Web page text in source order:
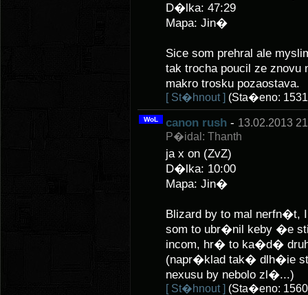
D�lka: 47:29
Mapa: Jin�
Sice som prehral ale
tak trocha poucil ze znovu
makro trosku pozaostava.
[ St�hnout ] (Sta�eno:
WoL canon rush - 13.02.2013
P�idal: Thanth
ja x on (ZvZ)
D�lka: 10:00
Mapa: Jin�
Blizard by to mal nerfn�t,
som to ubr�nil keby �e
incom, hr� to ka�d�
(napr�klad tak� dlh�ie
nexusu by nebolo zl�...)
[ St�hnout ] (Sta�eno: